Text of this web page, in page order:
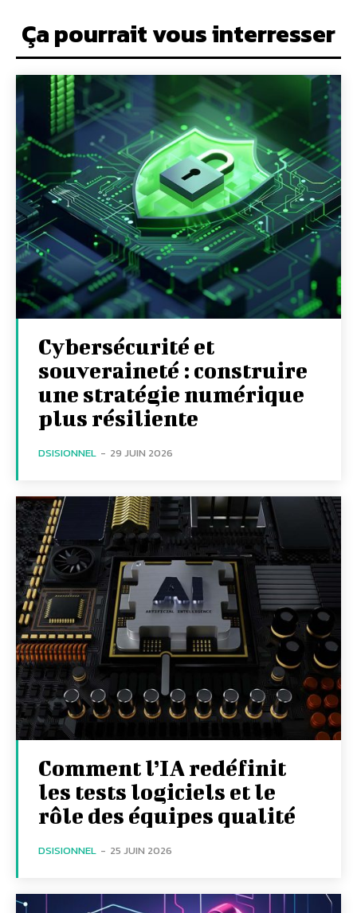
Ça pourrait vous interresser
Cybersécurité et
souveraineté : construire
une stratégie numérique
plus résiliente
DSISIONNEL - 29 JUIN 2026
Comment l’IA redéfinit
les tests logiciels et le
rôle des équipes qualité
DSISIONNEL - 25 JUIN 2026